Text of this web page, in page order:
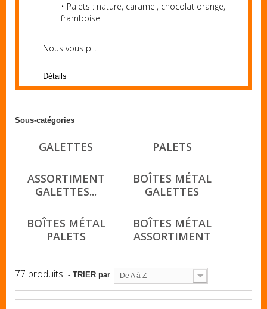
• Palets : nature, caramel, chocolat orange,
framboise.
Nous vous p...
Détails
Sous-catégories
GALETTES PALETS
ASSORTIMENT
GALETTES...
BOÎTES MÉTAL
GALETTES
BOÎTES MÉTAL
PALETS
BOÎTES MÉTAL
ASSORTIMENT
77 produits. - TRIER par De A à Z